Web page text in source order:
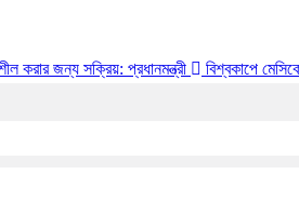
প্রধানমন্ত্রী
বিশ্বকাপে মেসিকে ‘বোমা